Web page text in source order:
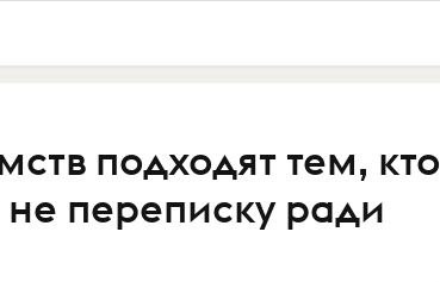
подходят тем, кто
переписку ради